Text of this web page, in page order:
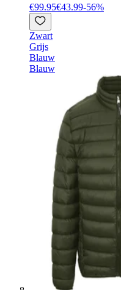
€99.95€43.99-56%
Zwart
Grijs
Blauw
Blauw